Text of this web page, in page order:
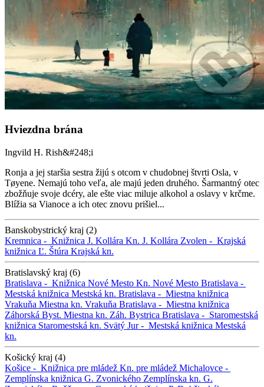
Hviezdna brána
Ingvild H. Rish&#248;i
Ronja a jej staršia sestra žijú s otcom v chudobnej štvrti Osla, v
Tøyene. Nemajú toho veľa, ale majú jeden druhého. Šarmantný otec
zbožňuje svoje dcéry, ale ešte viac miluje alkohol a oslavy v krčme.
Blížia sa Vianoce a ich otec znovu prišiel...
Banskobystrický kraj (2)
Kremnica - Knižnica J. Kollára Kn. J. Kollára Zvolen - Krajská
knižnica Ľ. Štúra Krajská kn.
Bratislavský kraj (6)
Bratislava - Knižnica Nové Mesto Kn. Nové Mesto Bratislava -
Mestská knižnica Mestská kn. Bratislava - Miestna knižnica
Vrakuňa Miestna kn. Vrakuňa Bratislava - Miestna knižnica
Záhorská Byst. Miestna kn. Záh. Bystrica Bratislava - Staromestská
knižnica Staromestská kn. Svätý Jur - Mestská knižnica Mestská
kn.
Košický kraj (4)
Košice - Knižnica pre mládež Kn. pre mládež Michalovce -
Zemplínska knižnica G. Zvonického Zemplínska kn. G.